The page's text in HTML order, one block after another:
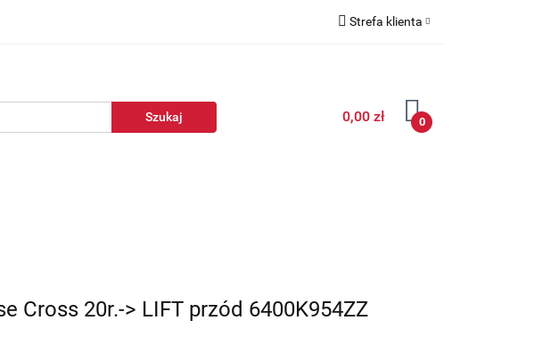
Strefa klienta
Dodaj zgłoszenie
0,00 zł 0
Cross 20r.-> LIFT przód 6400K954ZZ